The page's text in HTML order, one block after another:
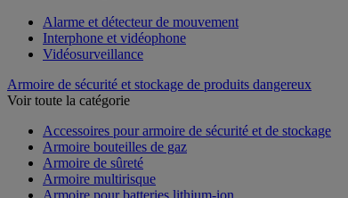
Alarme et détecteur de mouvement
Interphone et vidéophone
Vidéosurveillance
Armoire de sécurité et stockage de produits dangereux
Voir toute la catégorie
Accessoires pour armoire de sécurité et de stockage
Armoire bouteilles de gaz
Armoire de sûreté
Armoire multirisque
Armoire pour batteries lithium-ion